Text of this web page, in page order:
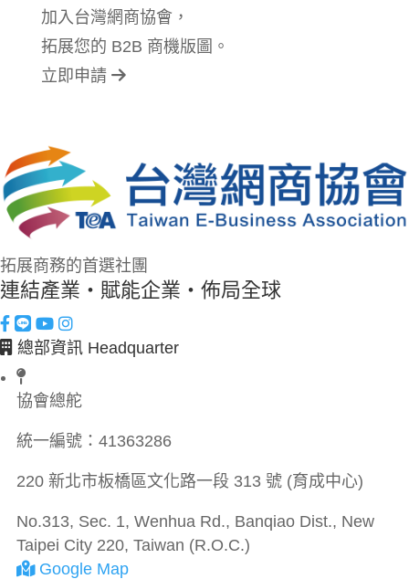
加入台灣網商協會，
拓展您的 B2B 商機版圖。
立即申請
拓展商務的首選社團
連結產業・賦能企業・佈局全球
總部資訊 Headquarter
協會總舵
統一編號： 41363286
220 新北市板橋區文化路一段 313 號 (育成中心)
No.313, Sec. 1, Wenhua Rd., Banqiao Dist., New
Taipei City 220, Taiwan (R.O.C.)
Google Map